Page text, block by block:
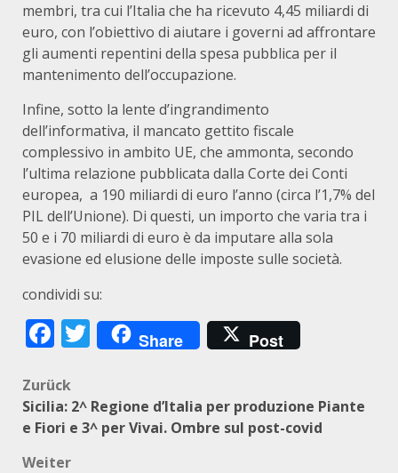
membri, tra cui l’Italia che ha ricevuto 4,45 miliardi di
euro, con l’obiettivo di aiutare i governi ad affrontare
gli aumenti repentini della spesa pubblica per il
mantenimento dell’occupazione.
Infine, sotto la lente d’ingrandimento
dell’informativa, il mancato gettito fiscale
complessivo in ambito UE, che ammonta, secondo
l’ultima relazione pubblicata dalla Corte dei Conti
europea, a 190 miliardi di euro l’anno (circa l’1,7% del
PIL dell’Unione). Di questi, un importo che varia tra i
50 e i 70 miliardi di euro è da imputare alla sola
evasione ed elusione delle imposte sulle società.
condividi su:
Facebook
Twitter
Share Post
Beitragsnavigation
Zurück
Sicilia: 2^ Regione d’Italia per produzione Piante
e Fiori e 3^ per Vivai. Ombre sul post-covid
Weiter